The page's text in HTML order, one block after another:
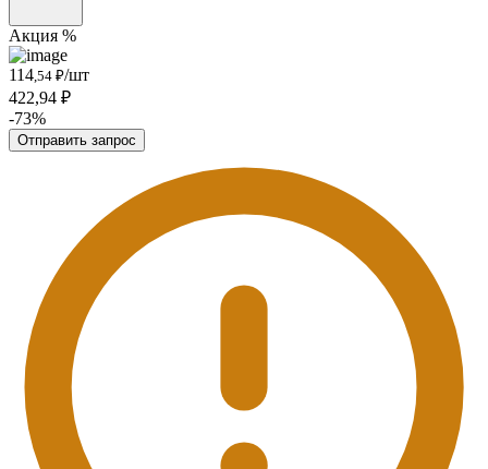
Акция %
114 ,54 ₽/шт
422,94 ₽
-73%
Отправить запрос